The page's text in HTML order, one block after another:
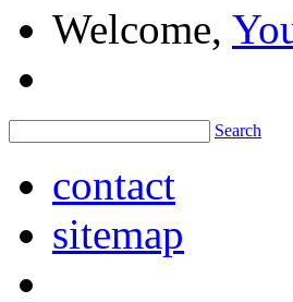
Welcome,
Search
contact
sitemap